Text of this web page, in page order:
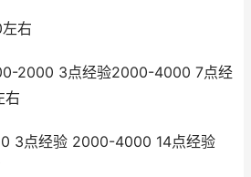
右
2000 3点经验2000-4000 7点经
右
3点经验 2000-4000 14点经验